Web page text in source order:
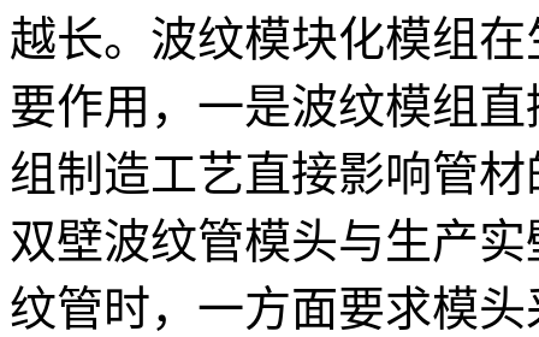
越长。波纹模块化模组
要作用，一是波纹模组
组制造工艺直接影响管
双壁波纹管模头与生产
纹管时，一方面要求模